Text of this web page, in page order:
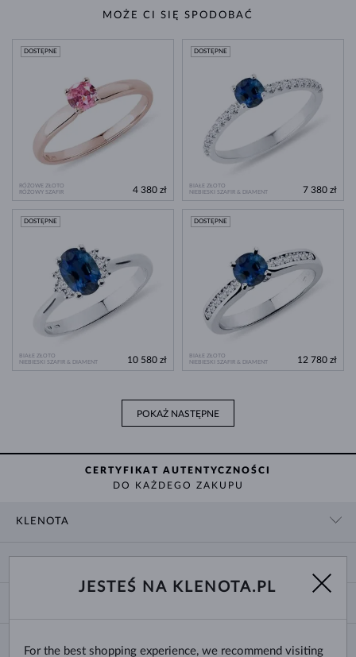
MOŻE CI SIĘ SPODOBAĆ
RÓŻOWE ZŁOTO
RÓŻOWY SZAFIR
DOSTĘPNE
4 380 zł
BIAŁE ZŁOTO
NIEBIESKI SZAFIR & DIAMENT
DOSTĘPNE
7 380 zł
BIAŁE ZŁOTO
NIEBIESKI SZAFIR & DIAMENT
DOSTĘPNE
10 580 zł
BIAŁE ZŁOTO
NIEBIESKI SZAFIR & DIAMENT
DOSTĘPNE
12 780 zł
POKAŻ NASTĘPNE
CERTYFIKAT AUTENTYCZNOŚCI
DO KAŻDEGO ZAKUPU
KLENOTA
DOSTAWA I PŁATNOŚĆ
WYBÓR OBRĄCZEK
ROZMIARY I TYPY ŁAŃCUSZKÓW
JESTEŚ NA KLENOTA.PL
For the best shopping experience, we recommend visiting